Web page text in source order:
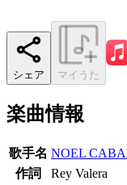
シェア マイうた
楽曲情報
歌手名 NOEL
作詞
Rey Valera